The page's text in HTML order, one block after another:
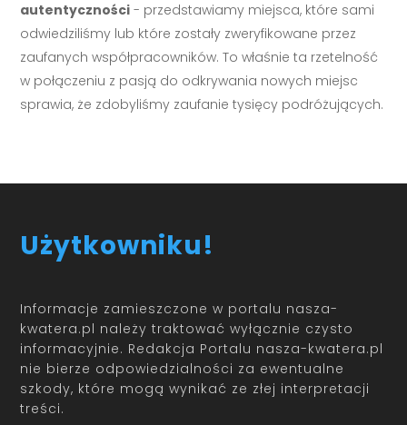
autentyczności - przedstawiamy miejsca, które sami
odwiedziliśmy lub które zostały zweryfikowane przez
zaufanych współpracowników. To właśnie ta rzetelność
w połączeniu z pasją do odkrywania nowych miejsc
sprawia, że zdobyliśmy zaufanie tysięcy podróżujących.
Użytkowniku!
Informacje zamieszczone w portalu nasza-
kwatera.pl należy traktować wyłącznie czysto
informacyjnie. Redakcja Portalu nasza-kwatera.pl
nie bierze odpowiedzialności za ewentualne
szkody, które mogą wynikać ze złej interpretacji
treści.